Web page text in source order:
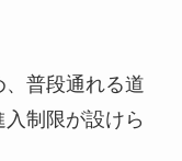
普段通れる道
制限が設けら